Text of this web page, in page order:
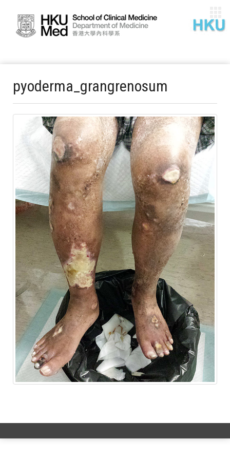
pyoderma_grangrenosum